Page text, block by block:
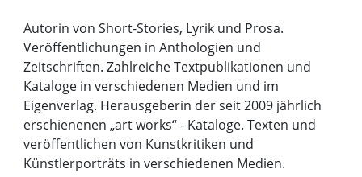
Autorin von Short-Stories, Lyrik und Prosa.
Veröffentlichungen in Anthologien und
Zeitschriften. Zahlreiche Textpublikationen und
Kataloge in verschiedenen Medien und im
Eigenverlag. Herausgeberin der seit 2009 jährlich
erschienenen „art works“ - Kataloge. Texten und
veröffentlichen von Kunstkritiken und
Künstlerporträts in verschiedenen Medien.